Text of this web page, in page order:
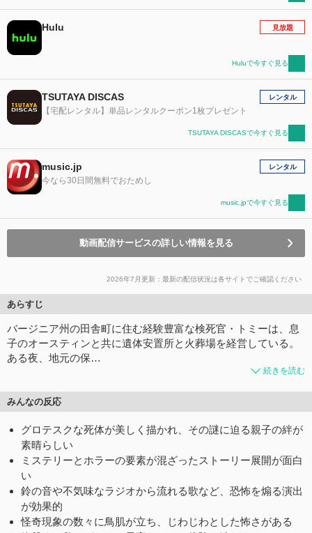
Hulu 見放題
Huluで今すぐ見る
TSUTAYA DISCAS
【宅配レンタル】単品レンタルクーポン1枚プレゼント
レンタル
TSUTAYA DISCASで今すぐ見る
music.jp
今なら30日間無料でおためし
レンタル
music.jpで今すぐ見る
動画配信サービスの詳しい情報を見る
2026年7月更新：最新の配信状況は各サイトでご確認ください
あらすじ
バージニア州の田舎町に住む経験豊富な検死官・トミーは、息
子のオースティンと共に遺体安置所と火葬場を経営している。
ある夜、地元の保…
続きを読む
みんなの反応
グロテスクな死体が美しく描かれ、その謎に迫る親子の絆が
素晴らしい
ミステリーとホラーの要素が混ざったストーリー展開が面白
い
鈴の音や不気味なラジオから流れる歌など、恐怖を煽る演出
が効果的
怪奇現象の数々に鳥肌が立ち、じわじわとした怖さがある